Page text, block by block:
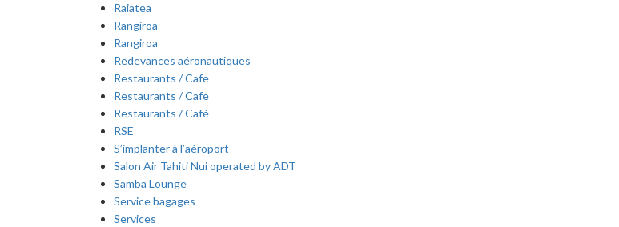
Raiatea
Rangiroa
Rangiroa
Redevances aéronautiques
Restaurants / Cafe
Restaurants / Cafe
Restaurants / Café
RSE
S’implanter à l’aéroport
Salon Air Tahiti Nui operated by ADT
Samba Lounge
Service bagages
Services